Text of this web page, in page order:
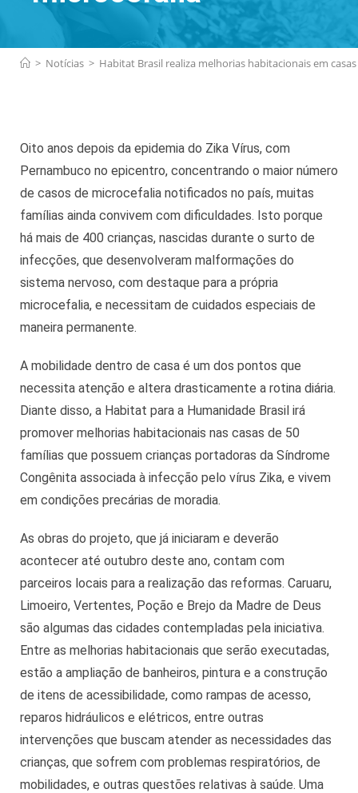
> Notícias > Habitat Brasil realiza melhorias habitacionais em
Oito anos depois da epidemia do Zika Vírus, com
Pernambuco no epicentro, concentrando o maior número
de casos de microcefalia notificados no país, muitas
famílias ainda convivem com dificuldades. Isto porque
há mais de 400 crianças, nascidas durante o surto de
infecções, que desenvolveram malformações do
sistema nervoso, com destaque para a própria
microcefalia, e necessitam de cuidados especiais de
maneira permanente.
A mobilidade dentro de casa é um dos pontos que
necessita atenção e altera drasticamente a rotina diária.
Diante disso, a Habitat para a Humanidade Brasil irá
promover melhorias habitacionais nas casas de 50
famílias que possuem crianças portadoras da Síndrome
Congênita associada à infecção pelo vírus Zika, e vivem
em condições precárias de moradia.
As obras do projeto, que já iniciaram e deverão
acontecer até outubro deste ano, contam com
parceiros locais para a realização das reformas. Caruaru,
Limoeiro, Vertentes, Poção e Brejo da Madre de Deus
são algumas das cidades contempladas pela iniciativa.
Entre as melhorias habitacionais que serão executadas,
estão a ampliação de banheiros, pintura e a construção
de itens de acessibilidade, como rampas de acesso,
reparos hidráulicos e elétricos, entre outras
intervenções que buscam atender as necessidades das
crianças, que sofrem com problemas respiratórios, de
mobilidades, e outras questões relativas à saúde. Uma